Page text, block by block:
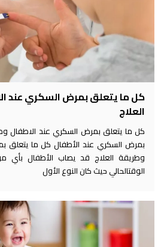
كل ما يتعلق بمرض السكري عند
العلاج
كل ما يتعلق بمرض السكري عند الاطفال
بمرض السكري عند الأطفال كل ما يتعلق
وطريقة العلاج قد يصاب الأطفال
الوقتالحالي حيث كان النوع الأول